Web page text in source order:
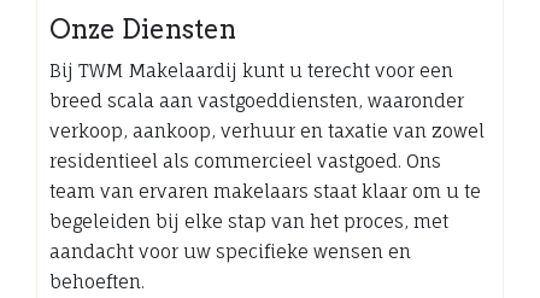
Onze Diensten
Bij TWM Makelaardij kunt u terecht voor een
breed scala aan vastgoeddiensten, waaronder
verkoop, aankoop, verhuur en taxatie van zowel
residentieel als commercieel vastgoed. Ons
team van ervaren makelaars staat klaar om u te
begeleiden bij elke stap van het proces, met
aandacht voor uw specifieke wensen en
behoeften.